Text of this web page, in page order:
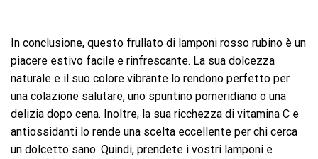
In conclusione, questo frullato di lamponi rosso rubino è un
piacere estivo facile e rinfrescante. La sua dolcezza
naturale e il suo colore vibrante lo rendono perfetto per
una colazione salutare, uno spuntino pomeridiano o una
delizia dopo cena. Inoltre, la sua ricchezza di vitamina C e
antiossidanti lo rende una scelta eccellente per chi cerca
un dolcetto sano. Quindi, prendete i vostri lamponi e